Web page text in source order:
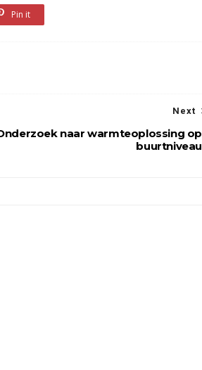
Pin it
Next
naar warmteoplossing op
buurtniveau